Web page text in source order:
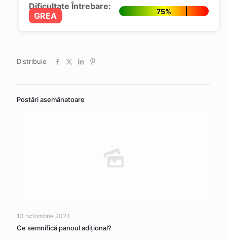
Dificultate Întrebare:
GREA
75%
Distribuie
Postări asemănatoare
13 octombrie 2024
Ce semnifică panoul adițional?